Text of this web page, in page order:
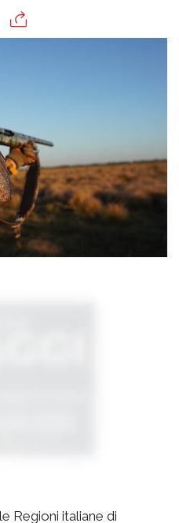
Regioni italiane di